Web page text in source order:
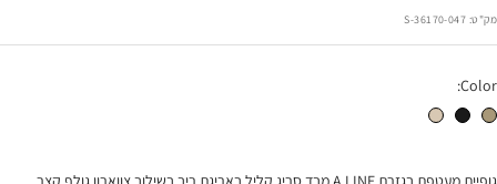
בהנחה
מק"ט: 36170-047-S
Color:
גופיית סנדי מעטפת חאקיגופיית סנדי מעטפת שחורגופיית סנדי מעטפת חול